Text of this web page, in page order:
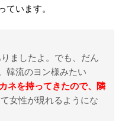
ています。
ましたよ。でも、だん
韓流のヨン様みたい
ネを持ってきたので、隣
女性が現れるようにな